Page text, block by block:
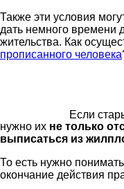
Также эти условия
дать немного времени
жительства. Как
прописанного человека
Если
нужно их не только
выписаться из
То есть нужно
окончание действия